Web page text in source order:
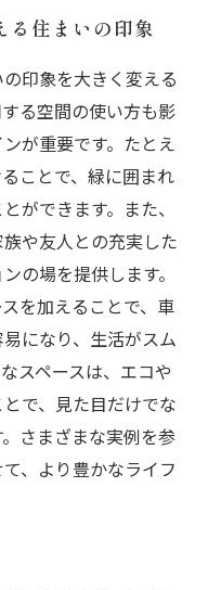
想的なエクステリ
える機能的エクス
る住まいの印象
印象を大きく変える
る空間の使い方も影
が重要です。たとえ
ことで、緑に囲まれ
ができます。また、
や友人との充実した
の場を提供します。
を加えることで、車
になり、生活がスム
スペースは、エコや
で、見た目だけでな
さまざまな実例を参
、より豊かなライフ